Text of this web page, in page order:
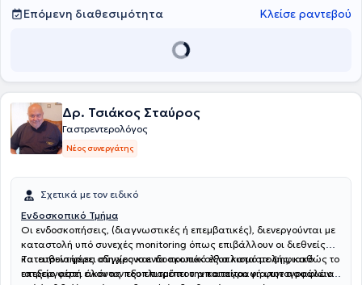
Επόμενη διαθεσιμότητα Κλείσε ραντεβού
Δρ. Τσιάκος Σταύρος
Γαστρεντερολόγος
Νέος συνεργάτης
Σχετικά με τον ειδικό
Ενδοσκοπικό Τμήμα
Οι ενδοσκοπήσεις, (διαγνωστικές ή επεμβατικές), διενεργούνται με
καταστολή υπό συνεχές monitoring όπως επιβάλλουν οι διεθνείς
κατευθυντήριες οδηγίες και τα πρωτόκολλα καταστολής, καθώς το
ιατρείο φέρει όλον τον εξοπλισμό που απαιτείται για την ασφάλεια
Το ιατρείο φέρει σύγχρονο ενδοσκοπικό εξοπλισμό με ψηφιακό
επεξεργαστή εικόνας που επιτρέπει την καταγραφή φωτογραφιών